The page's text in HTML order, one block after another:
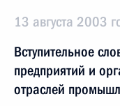
13 августа 2003
Вступительное
предприятий и
отраслей